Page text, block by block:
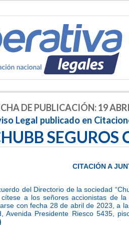
DE PUBLICACIÓN: 19
Legal publicado en
SEGUROS
CITACIÓN A
del Directorio de la sociedad
cítese a los señores accionistas de
con fecha 28 de abril de 2023, a
Avenida Presidente Riesco 5435,